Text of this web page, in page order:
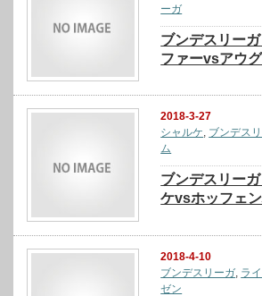
ーガ
ブンデスリー
ファーvsアウ
2018-3-27
シャルケ, ブンデス
ム
ブンデスリー
ケvsホッフェ
2018-4-10
ブンデスリーガ ラ
ゼン